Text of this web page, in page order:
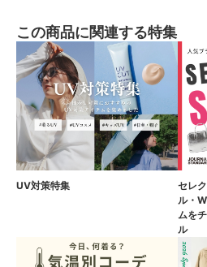
この商品に関連する特集
UV対策特集
セレ
ル・
ムを
ル